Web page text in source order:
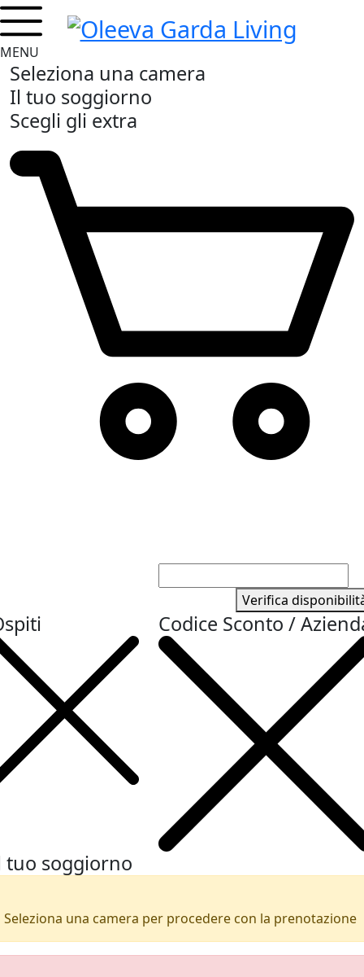
MENU
Seleziona una camera
Il tuo soggiorno
Scegli gli extra
Verifica
Codice Sconto /
tuo soggiorno
Seleziona una camera per procedere con la prenotazione